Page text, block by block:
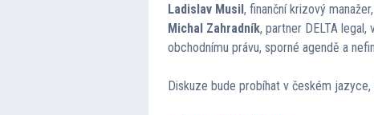
Ladislav Musil, finanční krizový
Michal Zahradník, partner DELTA
obchodnímu právu, sporné agendě a
Diskuze bude probíhat v českém jazyce,